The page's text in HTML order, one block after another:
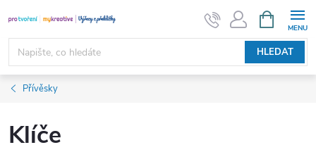
na
obsah
HLEDAT
NÁKUPNÍ
KOŠÍK
Přívěsky
Klíče